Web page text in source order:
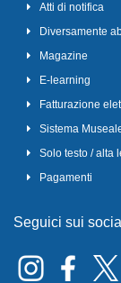
Atti di notifica
Diversamente
Magazine
E-learning
Fatturazione
Sistema
Solo testo / alta
Pagamenti
Seguici sui social